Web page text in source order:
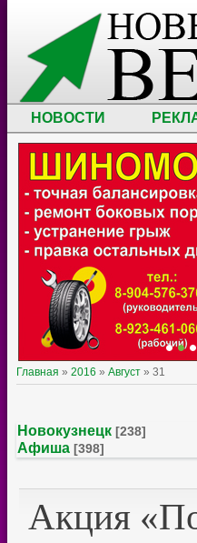
НОВОСТИ
Главная » 2016 » Август » 31
Новокузнецк [238]
Афиша [398]
Акция